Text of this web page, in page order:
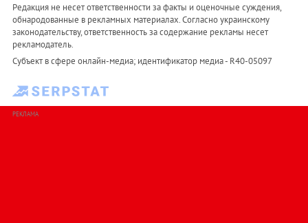
Редакция не несет ответственности за факты и оценочные суждения,
обнародованные в рекламных материалах. Согласно украинскому
законодательству, ответственность за содержание рекламы несет
рекламодатель.
Субъект в сфере онлайн-медиа; идентификатор медиа - R40-05097
РЕКЛАМА